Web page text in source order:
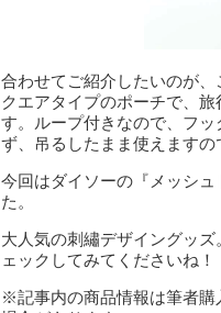
合わせてご紹介したいのが、
クエアタイプのポーチで、
す。ループ付きなので、フ
ず、吊るしたまま使えますの
今回はダイソーの『メッシ
た。
大人気の刺繡デザイングッ
ェックしてみてくださいね！
※記事内の商品情報は筆者購